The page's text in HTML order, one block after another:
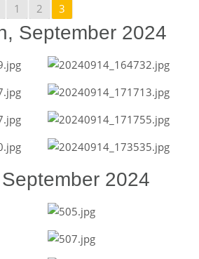
1 2 3
September 2024
2024